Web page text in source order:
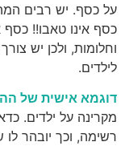
על כסף. יש רבים
כסף אינו טאבו!!
וחלומות, ולכן יש
לילדים.
דוגמא אישית של
מקרינה על ילדים.
רשימה, וכך יובהר